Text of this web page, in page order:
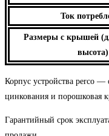
Ток
Размеры с крышей
высота)
Корпус устройства perco —
цинкования и порошковая
Гарантийный срок